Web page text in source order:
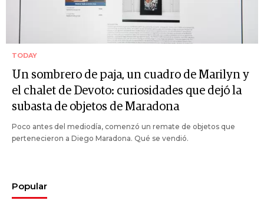
TODAY
Un sombrero de paja, un cuadro de Marilyn y
el chalet de Devoto: curiosidades que dejó la
subasta de objetos de Maradona
Poco antes del mediodía, comenzó un remate de objetos que
pertenecieron a Diego Maradona. Qué se vendió.
Popular